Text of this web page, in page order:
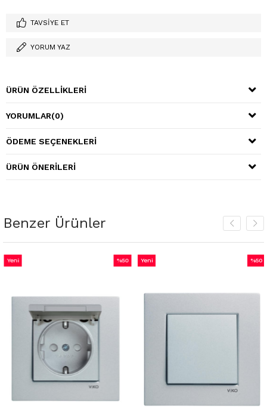
TAVSIYE ET
YORUM YAZ
ÜRÜN ÖZELLIKLERI
YORUMLAR(0)
ÖDEME SEÇENEKLERI
ÜRÜN ÖNERILERI
Benzer Ürünler
%50
Yeni
%50
Yeni